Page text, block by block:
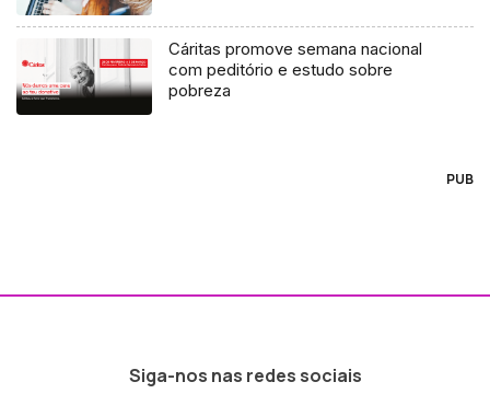
Cáritas promove semana nacional
com peditório e estudo sobre
pobreza
PUB
Siga-nos nas redes sociais